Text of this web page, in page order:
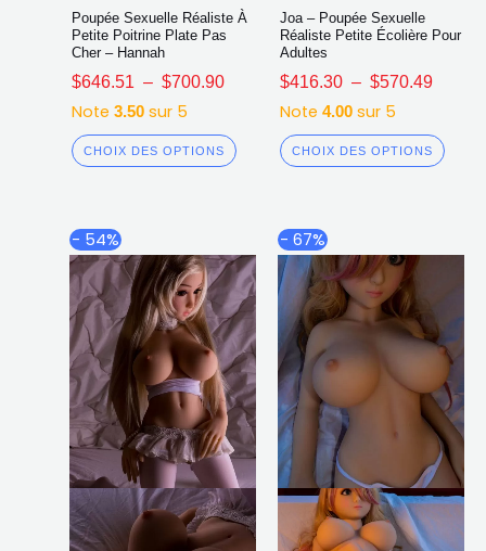
Poupée Sexuelle Réaliste À
Petite Poitrine Plate Pas
Cher – Hannah
$646.51 – $700.90
Note 3.50sur 5
CHOIX DES OPTIONS
Joa – Poupée Sexuelle
Réaliste Petite Écolière Pour
Adultes
$416.30 – $570.49
Note 4.00sur 5
CHOIX DES OPTIONS
- 54%
de
prix :
$432.82
à
$583.03
produit
a
plusieurs
variations.
Les
options
peuvent
être
choisies
sur
- 67%
de
à
Les
être
sur